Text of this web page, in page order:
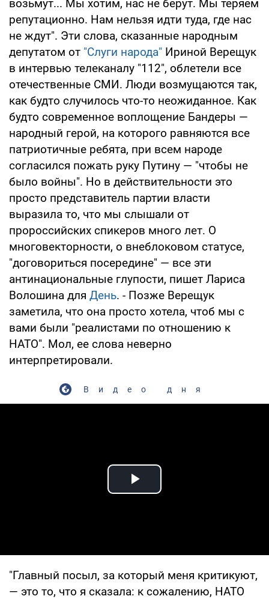
возьмут... Мы хотим, нас не берут. Мы теряем
репутационно. Нам нельзя идти туда, где нас
не ждут". Эти слова, сказанные народным
депутатом от "Слуги народа" Ириной Верещук
в интервью телеканалу "112", облетели все
отечественные СМИ. Люди возмущаются так,
как будто случилось что-то неожиданное. Как
будто современное воплощение Бандеры —
народный герой, на которого равняются все
патриотичные ребята, при всем народе
согласился пожать руку Путину — "чтобы не
было войны". Но в действительности это
просто представитель партии власти
выразила то, что мы слышали от
пророссийских спикеров много лет. О
многовекторности, о внеблоковом статусе,
"договориться посередине" — все эти
антинациональные глупости, пишет Лариса
Волошина для День. - Позже Верещук
заметила, что она просто хотела, чтоб мы с
вами были "реалистами по отношению к
НАТО". Мол, ее слова неверно
интерпретировали.
Видео дня
Play Video
"Главный посыл, за который меня критикуют,
— это то, что я сказала: к сожалению, НАТО